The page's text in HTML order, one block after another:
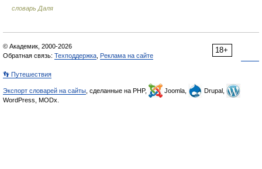
словарь Даля
18+
© Академик, 2000-2026
Обратная связь: Техподдержка Реклама на сайте
👣 Путешествия
Экспорт словарей на сайты , сделанные на PHP, Joomla,
Drupal,
WordPress, MODx.